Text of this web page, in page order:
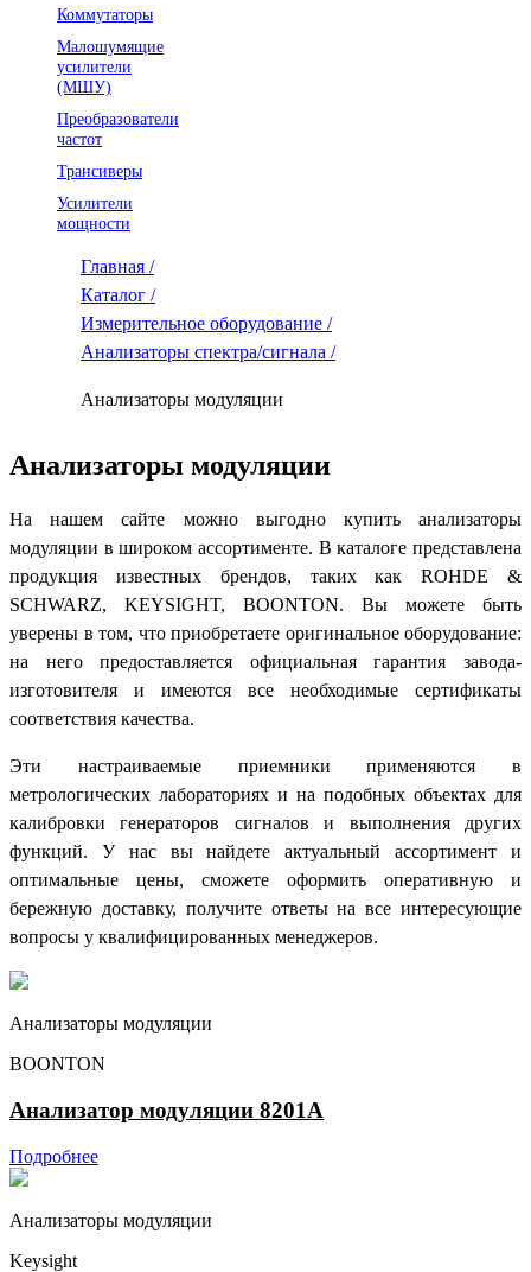
Коммутаторы
Малошумящие
усилители
(МШУ)
Преобразователи
частот
Трансиверы
Усилители
мощности
Главная /
Каталог /
Измерительное оборудование /
Анализаторы спектра/сигнала /
Анализаторы модуляции
Анализаторы модуляции
На нашем сайте можно выгодно купить анализаторы
модуляции в широком ассортименте. В каталоге представлена
продукция известных брендов, таких как ROHDE &
SCHWARZ, KEYSIGHT, BOONTON. Вы можете быть
уверены в том, что приобретаете оригинальное оборудование:
на него предоставляется официальная гарантия завода-
изготовителя и имеются все необходимые сертификаты
соответствия качества.
Эти настраиваемые приемники применяются в
метрологических лабораториях и на подобных объектах для
калибровки генераторов сигналов и выполнения других
функций. У нас вы найдете актуальный ассортимент и
оптимальные цены, сможете оформить оперативную и
бережную доставку, получите ответы на все интересующие
вопросы у квалифицированных менеджеров.
Анализаторы модуляции
BOONTON
Анализатор модуляции 8201A
Подробнее
Анализаторы модуляции
Keysight